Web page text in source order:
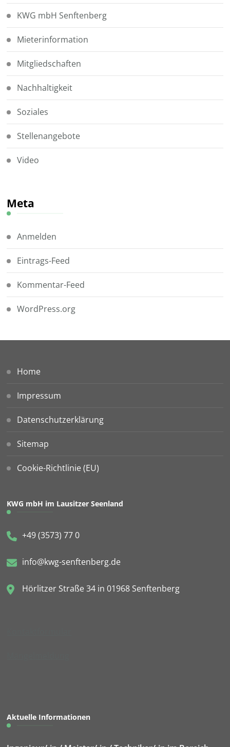
KWG mbH Senftenberg
Mieterinformation
Mitgliedschaften
Nachhaltigkeit
Soziales
Stellenangebote
Video
Meta
Anmelden
Eintrags-Feed
Kommentar-Feed
WordPress.org
Home
Impressum
Datenschutzerklärung
Sitemap
Cookie-Richtlinie (EU)
KWG mbH im Lausitzer Seenland
+49 (3573) 77 0
info@kwg-senftenberg.de
Hörlitzer Straße 34 in 01968 Senftenberg
Aktuelle Informationen